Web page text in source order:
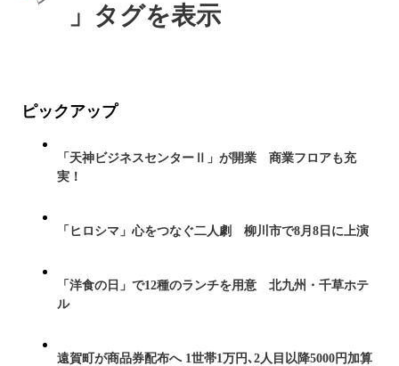
」タグを表示
ピックアップ
「天神ビジネスセンターⅡ」が開業 商業フロアも充
実！
「ヒロシマ」心をつなぐ二人劇 柳川市で8月8日に上演
「洋食の日」で12種のランチを用意 北九州・千草ホテ
ル
遠賀町が商品券配布へ 1世帯1万円､2人目以降5000円加算